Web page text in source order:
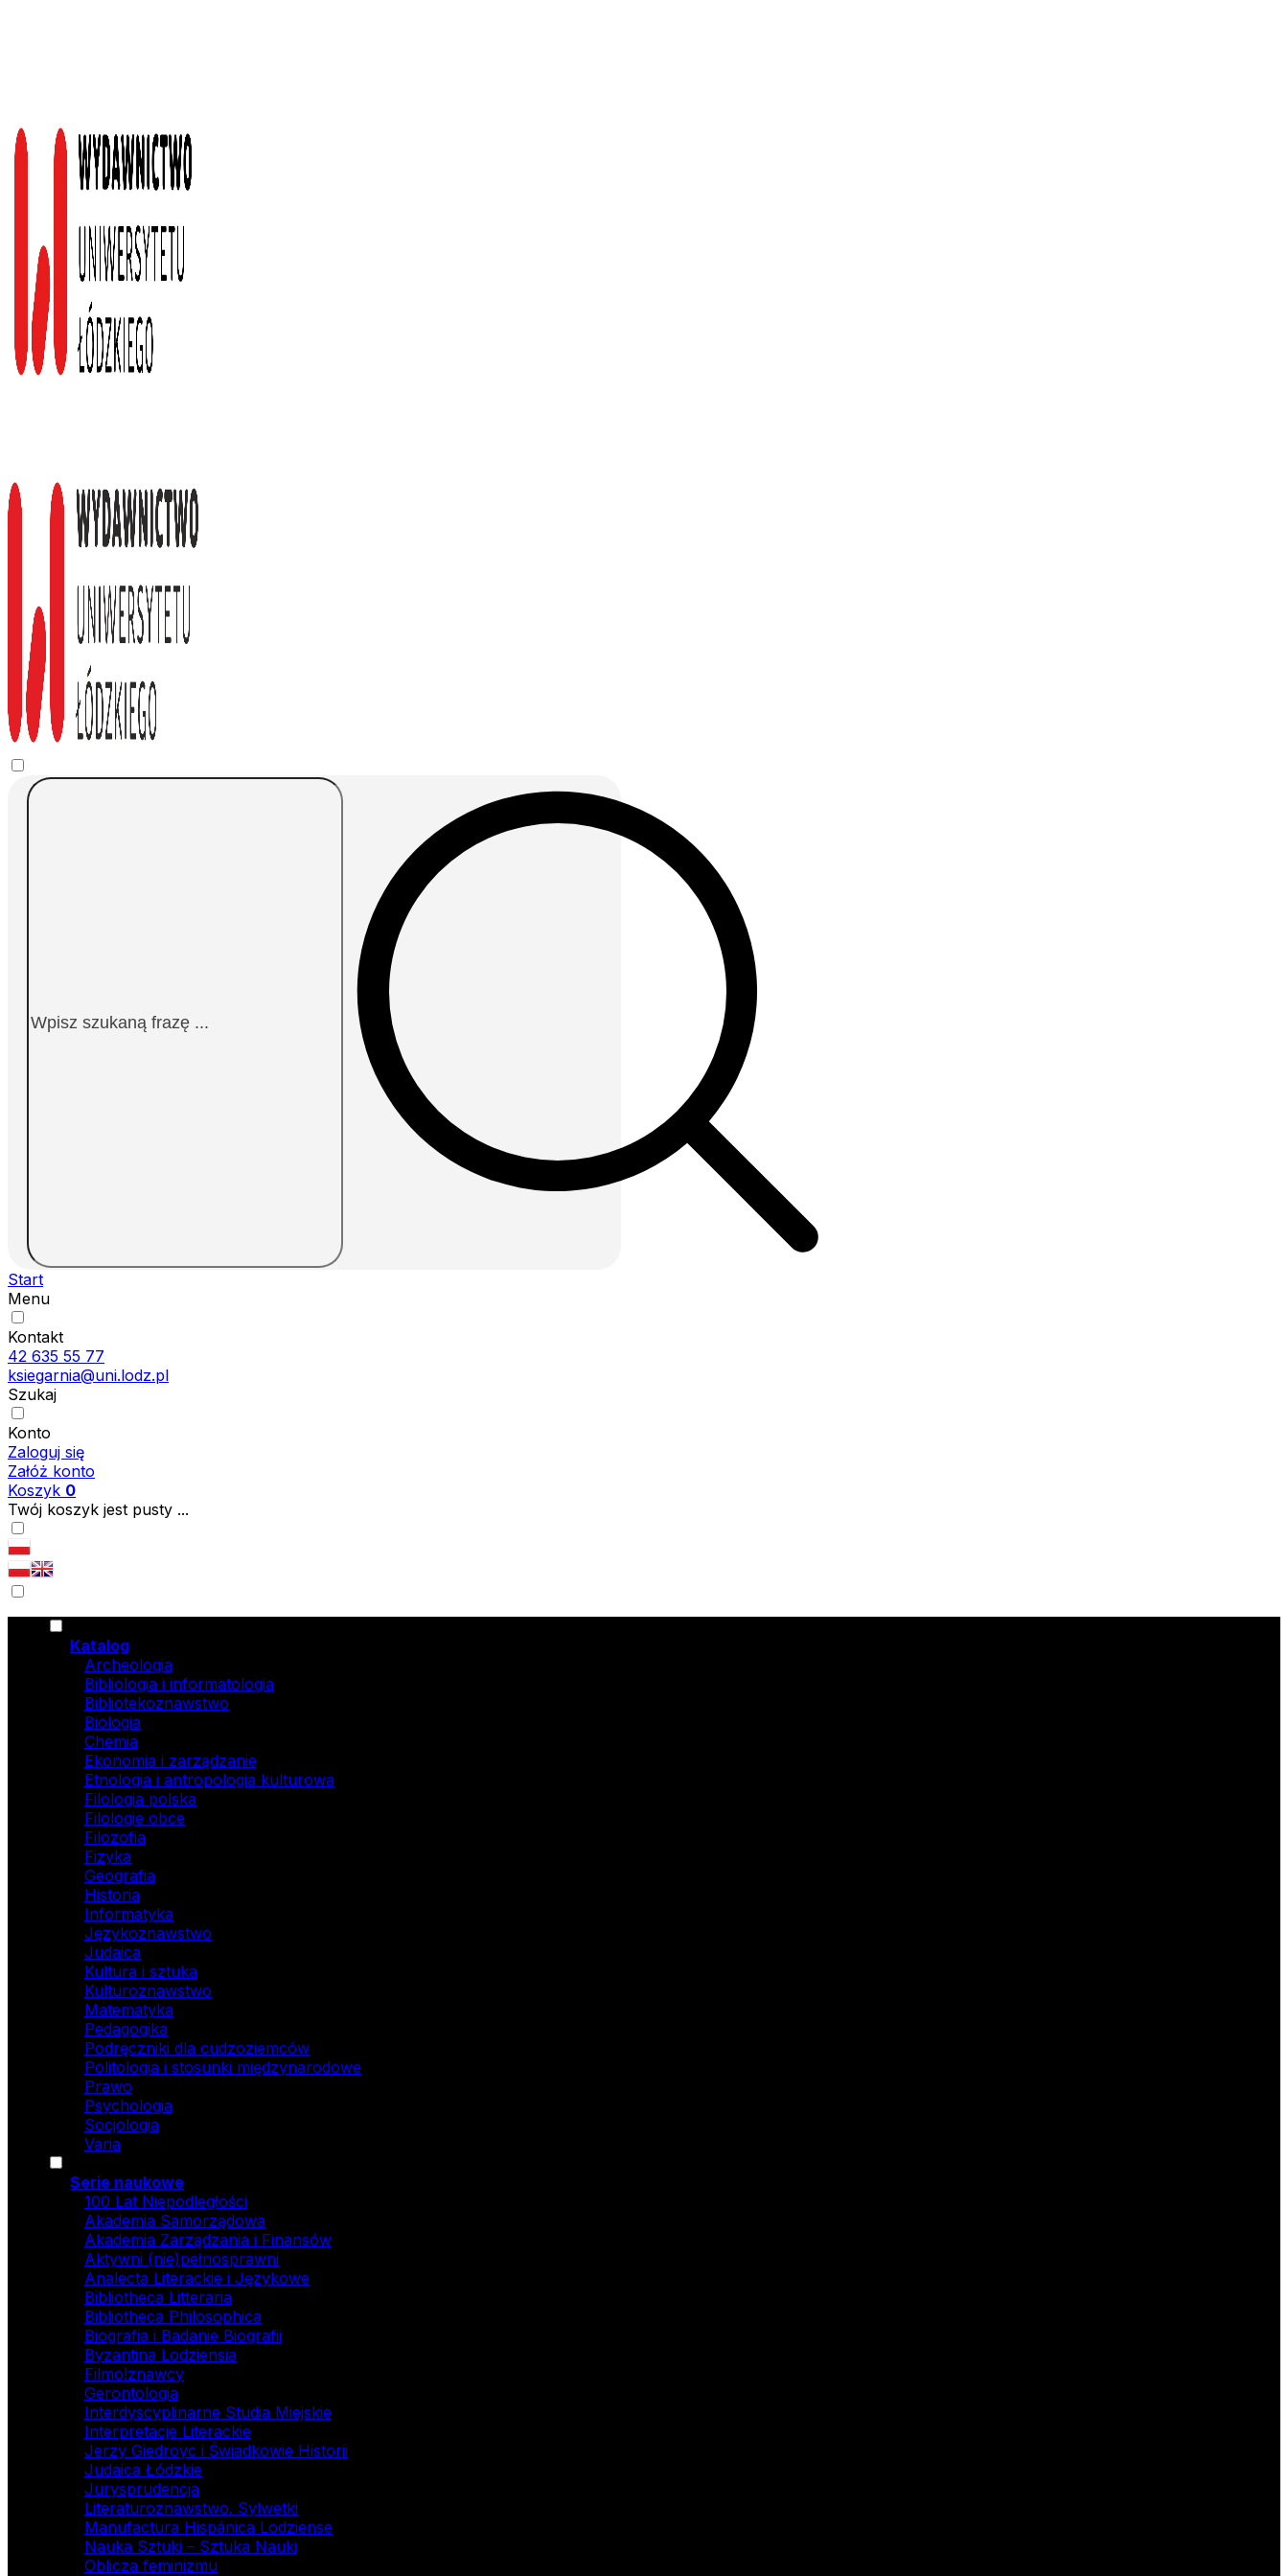
Start
Menu
Kontakt
42 635 55 77
ksiegarnia@uni.lodz.pl
Szukaj
Konto
Zaloguj się
Załóż konto
Koszyk 0
Twój koszyk jest pusty ...
Katalog
Archeologia
Bibliologia i informatologia
Bibliotekoznawstwo
Biologia
Chemia
Ekonomia i zarządzanie
Etnologia i antropologia kulturowa
Filologia polska
Filologie obce
Filozofia
Fizyka
Geografia
Historia
Informatyka
Językoznawstwo
Judaica
Kultura i sztuka
Kulturoznawstwo
Matematyka
Pedagogika
Podręczniki dla cudzoziemców
Politologia i stosunki międzynarodowe
Prawo
Psychologia
Socjologia
Varia
Serie naukowe
100 Lat Niepodległości
Akademia Samorządowa
Akademia Zarządzania i Finansów
Aktywni (nie)pełnosprawni
Analecta Literackie i Językowe
Bibliotheca Litteraria
Bibliotheca Philosophica
Biografia i Badanie Biografii
Byzantina Lodziensia
Filmo!znawcy
Gerontologia
Interdyscyplinarne Studia Miejskie
Interpretacje Literackie
Jerzy Giedroyc i Świadkowie Historii
Judaica Łódzkie
Jurysprudencja
Literaturoznawstwo. Sylwetki
Manufactura Hispánica Lodziense
Nauka Sztuki – Sztuka Nauki
Oblicza feminizmu